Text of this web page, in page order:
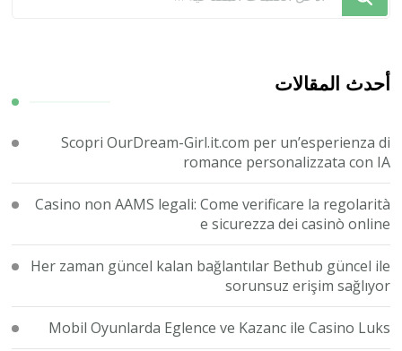
تبحث
ما؟
أحدث المقالات
Scopri OurDream-Girl.it.com per un’esperienza di
romance personalizzata con IA
Casino non AAMS legali: Come verificare la regolarità
e sicurezza dei casinò online
Her zaman güncel kalan bağlantılar Bethub güncel ile
sorunsuz erişim sağlıyor
Mobil Oyunlarda Eglence ve Kazanc ile Casino Luks